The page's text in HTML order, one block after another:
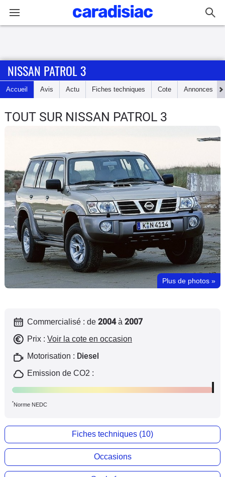
Accueil
Actu
Essais
d'achat
Electriques
Utilitaires
Flottes
Auto
Services
Moto
Marques
NISSAN PATROL 3
Accueil Avis Actu Fiches techniques Cote Annonces
TOUT SUR NISSAN PATROL 3
Plus de photos »
Commercialisé : de 2004à 2007
Prix : Voir la cote en occasion
Motorisation : Diesel
Emission de CO2 :
*Norme NEDC
Fiches techniques (10)
Occasions